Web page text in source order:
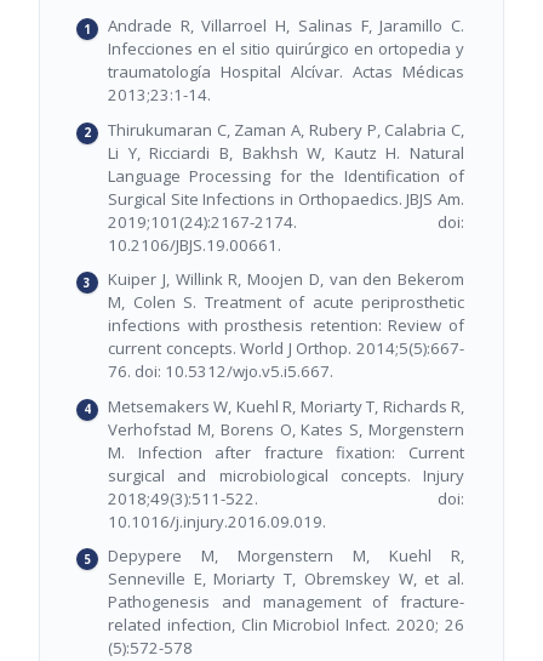
Andrade R, Villarroel H, Salinas F, Jaramillo C.
Infecciones en el sitio quirúrgico en ortopedia y
traumatología Hospital Alcívar. Actas Médicas
2013;23:1-14.
Thirukumaran C, Zaman A, Rubery P, Calabria C,
Li Y, Ricciardi B, Bakhsh W, Kautz H. Natural
Language Processing for the Identification of
Surgical Site Infections in Orthopaedics. JBJS Am.
2019;101(24):2167-2174. doi:
10.2106/JBJS.19.00661.
Kuiper J, Willink R, Moojen D, van den Bekerom
M, Colen S. Treatment of acute periprosthetic
infections with prosthesis retention: Review of
current concepts. World J Orthop. 2014;5(5):667-
76. doi: 10.5312/wjo.v5.i5.667.
Metsemakers W, Kuehl R, Moriarty T, Richards R,
Verhofstad M, Borens O, Kates S, Morgenstern
M. Infection after fracture fixation: Current
surgical and microbiological concepts. Injury
2018;49(3):511-522. doi:
10.1016/j.injury.2016.09.019.
Depypere M, Morgenstern M, Kuehl R,
Senneville E, Moriarty T, Obremskey W, et al.
Pathogenesis and management of fracture-
related infection, Clin Microbiol Infect. 2020; 26
(5):572-578